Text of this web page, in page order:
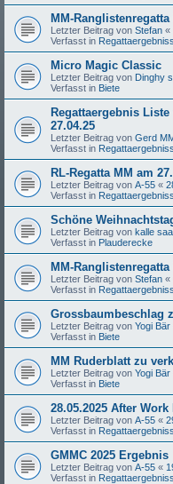
MM-
Letzter Beitrag von Stefan «
Verfasst in
Micro Magic Classic
Letzter Beitrag von Dinghy
Verfasst in Biete
Regattaergebnis
27.04.25
Letzter Beitrag von Gerd
Verfasst in
RL-Regatta MM am
Letzter Beitrag von A-55 «
Verfasst in
Schöne
Letzter Beitrag von kalle
Verfasst in Plauderecke
MM-
Letzter Beitrag von Stefan «
Verfasst in
Grossbaumbeschlag
Letzter Beitrag von Yogi Bär
Verfasst in Biete
MM Ruderblatt zu
Letzter Beitrag von Yogi Bär
Verfasst in Biete
28.05.2025 After
Letzter Beitrag von A-55 «
Verfasst in
GMMC 2025 Ergebnis
Letzter Beitrag von A-55 «
Verfasst in